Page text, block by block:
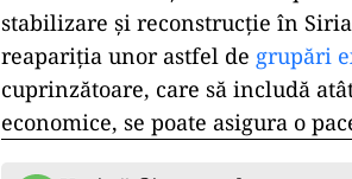
stabilizare și reconstrucție în
reapariția unor astfel de grupări
cuprinzătoare, care să includă
economice, se poate asigura o